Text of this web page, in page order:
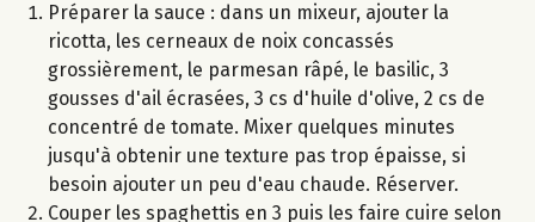
Préparer la sauce : dans un mixeur, ajouter la
ricotta, les cerneaux de noix concassés
grossièrement, le parmesan râpé, le basilic, 3
gousses d'ail écrasées, 3 cs d'huile d'olive, 2 cs de
concentré de tomate. Mixer quelques minutes
jusqu'à obtenir une texture pas trop épaisse, si
besoin ajouter un peu d'eau chaude. Réserver.
Couper les spaghettis en 3 puis les faire cuire selon